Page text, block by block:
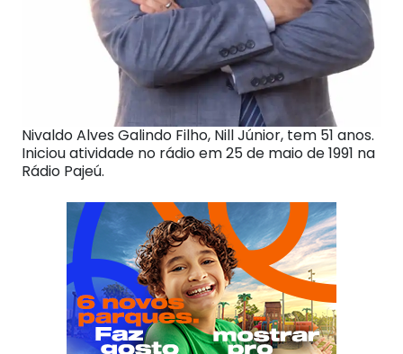
Nivaldo Alves Galindo Filho, Nill Júnior, tem 51 anos.
Iniciou atividade no rádio em 25 de maio de 1991 na
Rádio Pajeú.